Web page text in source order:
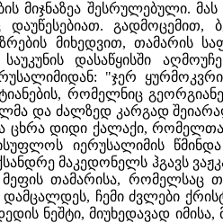
მიჯნაზეა შესრულებული.
გადმოცემით,
მიხედვით, თამარის
დასაწყისში
"ჯერ
რომელნიც
და ძალზედ კარგად
ცხრა დიდი ქალაქი,
იერუსალიმის
მაკედონელს ჰგავს
თამარისა,
ჩემი ძვლები
ნეშტი, მიუხედავად